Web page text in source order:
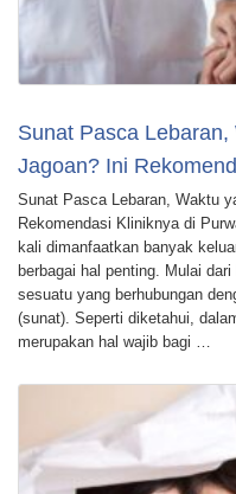
Sunat Pasca
Jagoan? Ini
Sunat Pasca Lebaran, Waktu
Rekomendasi Kliniknya di
kali dimanfaatkan banyak
berbagai hal penting. Mulai
sesuatu yang berhubungan
(sunat). Seperti diketahui,
merupakan hal wajib bagi …